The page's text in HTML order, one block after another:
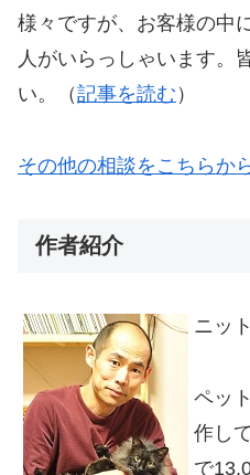
様々ですが、お客様の中
人がいらっしゃいます。
い。（記事を読む ）
その他の相談をこちらか
作者紹介
ニッ
ペッ
作し
で